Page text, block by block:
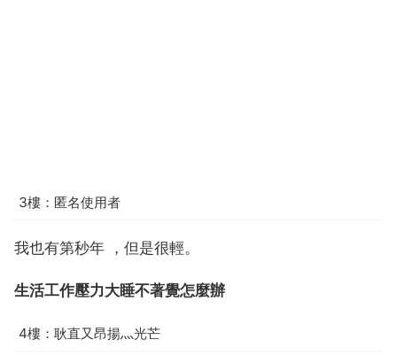
3樓：匿名使用者
我也有第秒年 ，但是很輕。
生活工作壓力大睡不著覺怎麼辦
4樓：耿直又昂揚灬光芒